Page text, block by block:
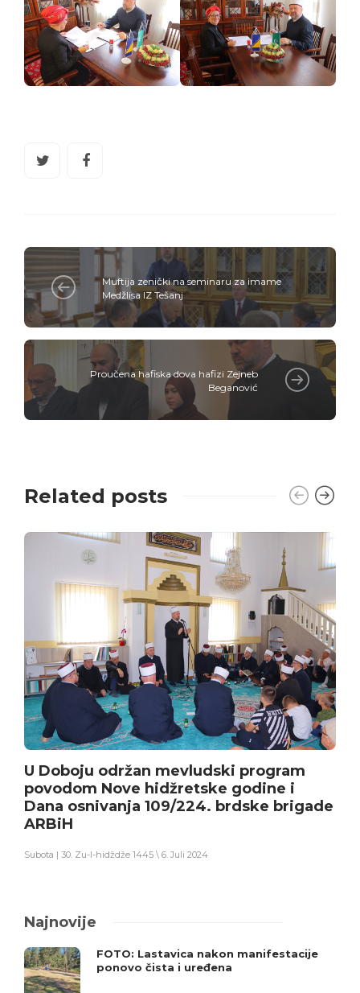
Muftija zenički na seminaru za imame
Medžlisa IZ Tešanj
Proučena hafiska dova hafizi Zejneb
Beganović
Related posts
U Doboju održan mevludski program
povodom Nove hidžretske godine i
Dana osnivanja 109/224. brdske brigade
ARBiH
Subota | 30. Zu-l-hidždže 1445 \ 6. Juli 2024
Najnovije
FOTO: Lastavica nakon manifestacije
ponovo čista i uređena